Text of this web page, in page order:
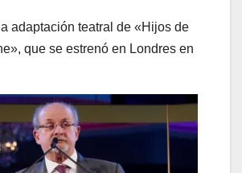
adaptación teatral de «Hijos de
que se estrenó en Londres en